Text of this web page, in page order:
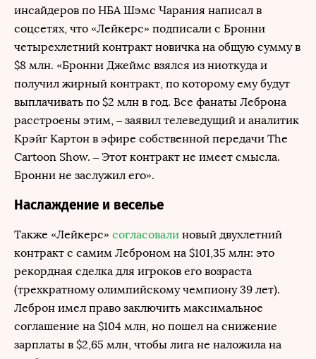
инсайдеров по НБА Шэмс Чарания написал в
соцсетях, что «Лейкерс» подписали с Бронни
четырехлетний контракт новичка на общую сумму в
$8 млн. «Бронни Джеймс взялся из ниоткуда и
получил жирный контракт, по которому ему будут
выплачивать по $2 млн в год. Все фанаты Леброна
расстроены этим, – заявил телеведущий и аналитик
Крэйг Картон в эфире собственной передачи The
Cartoon Show. – Этот контракт не имеет смысла.
Бронни не заслужил его».
Наслаждение и веселье
Также «Лейкерс» согласовали новый двухлетний
контракт с самим Леброном на $101,35 млн: это
рекордная сделка для игроков его возраста
(трехкратному олимпийскому чемпиону 39 лет).
Леброн имел право заключить максимальное
соглашение на $104 млн, но пошел на снижение
зарплаты в $2,65 млн, чтобы лига не наложила на